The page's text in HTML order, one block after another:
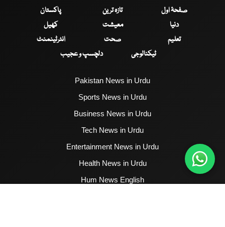
صفحۂ اول تازہ ترین
پاکستان
دنیا
معیشت
کھیل
تعلیم
صحت
انٹرٹینمنٹ
ٹیکنالوجی
دلچسپ و عجیب
Pakistan News in Urdu
Sports News in Urdu
Business News in Urdu
Tech News in Urdu
Entertainment News in Urdu
Health News in Urdu
Hum News English